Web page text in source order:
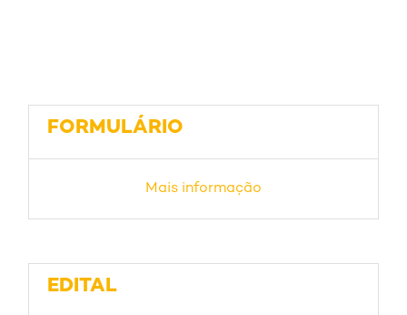
FORMULÁRIO
Mais informação
EDITAL